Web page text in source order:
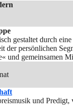
gestaltet durch
der persönlichen
und gemeinsamen
und Predigt,